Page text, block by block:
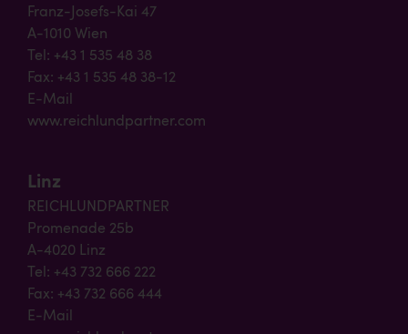
Franz-Josefs-Kai 47
A-1010 Wien
Tel: +43 1 535 48 38
Fax: +43 1 535 48 38-12
E-Mail
www.reichlundpartner.com
Linz
REICHLUNDPARTNER
Promenade 25b
A-4020 Linz
Tel: +43 732 666 222
Fax: +43 732 666 444
E-Mail